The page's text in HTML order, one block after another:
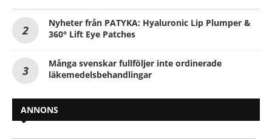
Nyheter från PATYKA: Hyaluronic Lip Plumper &
360° Lift Eye Patches
Många svenskar fullföljer inte ordinerade
läkemedelsbehandlingar
ANNONS